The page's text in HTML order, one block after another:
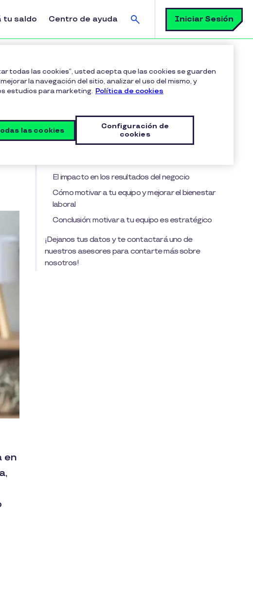
tu saldo Centro de ayuda
Buscar
Iniciar Sesión
tener colaboradores desmotivados?
en
Tabla de contenido
Motivación laboral: un recurso clave para
las empresas
¿Cuánto cuesta la desmotivación?
El impacto en los resultados del negocio
Cómo motivar a tu equipo y mejorar el bienestar
laboral
Conclusión: motivar a tu equipo es estratégico
¡Dejanos tus datos y te contactará uno de
nuestros asesores para contarte más sobre
nosotros!
todas las cookies”, usted acepta que las cookies se guarden
la navegación del sitio, analizar el uso del mismo, y
estudios para marketing. Política de cookies
Configuración de
cookies
las cookies